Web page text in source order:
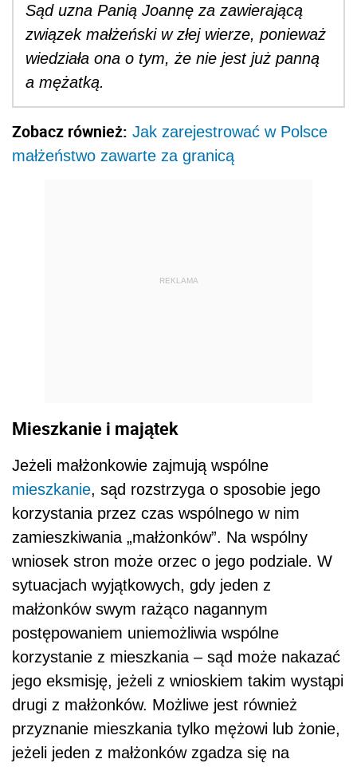
Sąd uzna Panią Joannę za zawierającą
związek małżeński w złej wierze, ponieważ
wiedziała ona o tym, że nie jest już panną
a mężatką.
Zobacz również: Jak zarejestrować w Polsce
małżeństwo zawarte za granicą
REKLAMA
Mieszkanie i majątek
Jeżeli małżonkowie zajmują wspólne
mieszkanie, sąd rozstrzyga o sposobie jego
korzystania przez czas wspólnego w nim
zamieszkiwania „małżonków”. Na wspólny
wniosek stron może orzec o jego podziale. W
sytuacjach wyjątkowych, gdy jeden z
małżonków swym rażąco nagannym
postępowaniem uniemożliwia wspólne
korzystanie z mieszkania – sąd może nakazać
jego eksmisję, jeżeli z wnioskiem takim wystąpi
drugi z małżonków. Możliwe jest również
przyznanie mieszkania tylko mężowi lub żonie,
jeżeli jeden z małżonków zgadza się na